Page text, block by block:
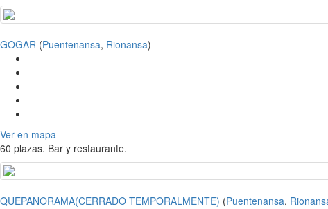
GOGAR (Puentenansa, Rionansa)
Ver en mapa
60 plazas. Bar y restaurante.
QUEPANORAMA(CERRADO TEMPORALMENTE) (Puentenansa,